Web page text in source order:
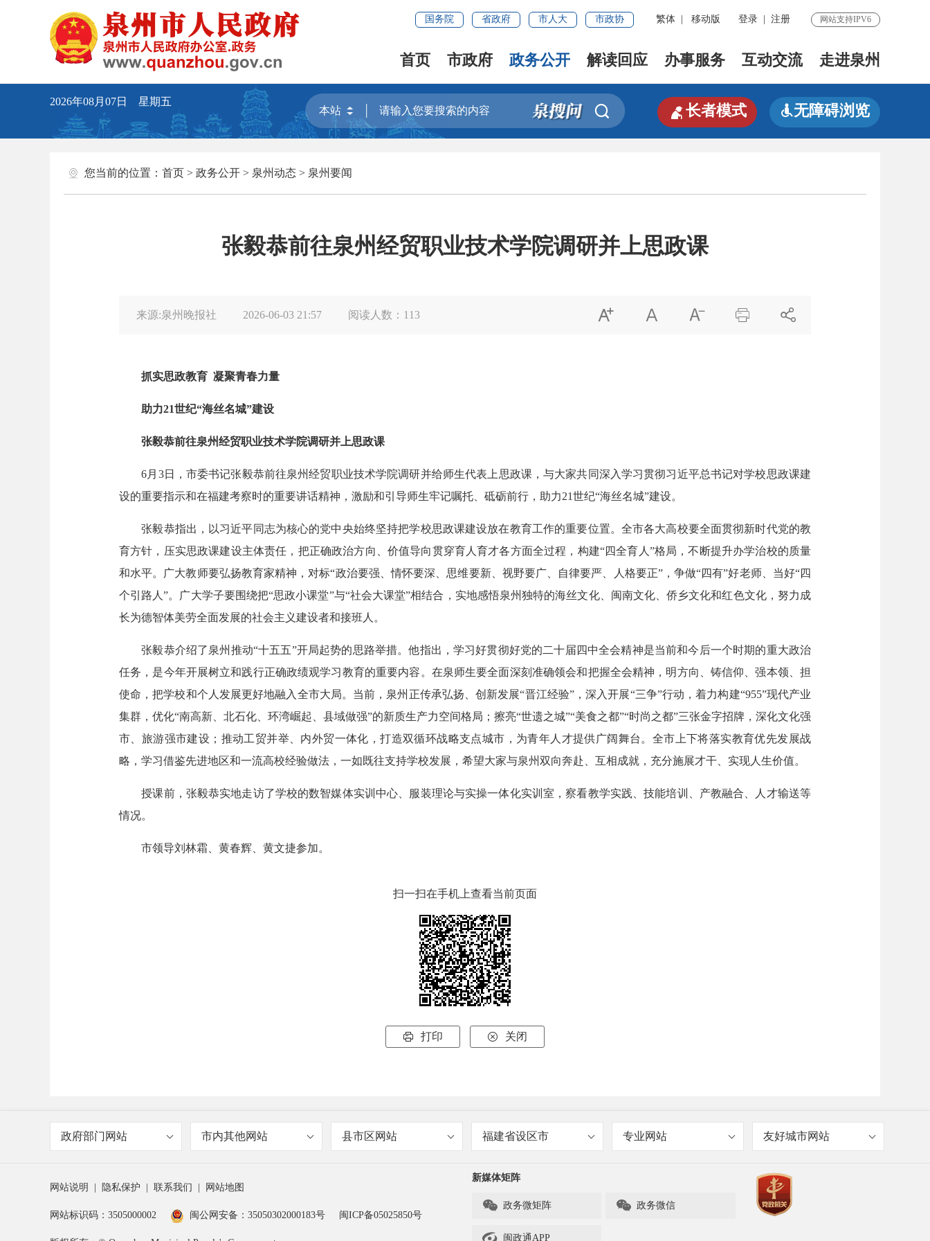
国务院 省政府 市人大 市政协 繁体 移动版 登录 注册 网站支持IPV6
首页 市政府 政务公开 解读回应 办事服务 互动交流 走进泉州
2026年08月07日 星期五
 长者模式 无障碍浏览
您当前的位置： 首页 > 政务公开 > 泉州动态 > 泉州要闻
张毅恭前往泉州经贸职业技术学院调研并上思政课
来源:泉州晚报社 2026-06-03 21:57 阅读人数： 113     
抓实思政教育 凝聚青春力量
助力21世纪“海丝名城”建设
张毅恭前往泉州经贸职业技术学院调研并上思政课
6月3日，市委书记张毅恭前往泉州经贸职业技术学院调研并给师生代表上思政课，与大家共同深入学习贯彻习近平总书记对学校思政课建
设的重要指示和在福建考察时的重要讲话精神，激励和引导师生牢记嘱托、砥砺前行，助力21世纪“海丝名城”建设。
张毅恭指出，以习近平同志为核心的党中央始终坚持把学校思政课建设放在教育工作的重要位置。全市各大高校要全面贯彻新时代党的教
育方针，压实思政课建设主体责任，把正确政治方向、价值导向贯穿育人育才各方面全过程，构建“四全育人”格局，不断提升办学治校的质量
和水平。广大教师要弘扬教育家精神，对标“政治要强、情怀要深、思维要新、视野要广、自律要严、人格要正”，争做“四有”好老师、当好“四
个引路人”。广大学子要围绕把“思政小课堂”与“社会大课堂”相结合，实地感悟泉州独特的海丝文化、闽南文化、侨乡文化和红色文化，努力成
长为德智体美劳全面发展的社会主义建设者和接班人。
张毅恭介绍了泉州推动“十五五”开局起势的思路举措。他指出，学习好贯彻好党的二十届四中全会精神是当前和今后一个时期的重大政治
任务，是今年开展树立和践行正确政绩观学习教育的重要内容。在泉师生要全面深刻准确领会和把握全会精神，明方向、铸信仰、强本领、担
使命，把学校和个人发展更好地融入全市大局。当前，泉州正传承弘扬、创新发展“晋江经验”，深入开展“三争”行动，着力构建“955”现代产业
集群，优化“南高新、北石化、环湾崛起、县域做强”的新质生产力空间格局；擦亮“世遗之城”“美食之都”“时尚之都”三张金字招牌，深化文化强
市、旅游强市建设；推动工贸并举、内外贸一体化，打造双循环战略支点城市，为青年人才提供广阔舞台。全市上下将落实教育优先发展战
略，学习借鉴先进地区和一流高校经验做法，一如既往支持学校发展，希望大家与泉州双向奔赴、互相成就，充分施展才干、实现人生价值。
授课前，张毅恭实地走访了学校的数智媒体实训中心、服装理论与实操一体化实训室，察看教学实践、技能培训、产教融合、人才输送等
情况。
市领导刘林霜、黄春辉、黄文捷参加。
扫一扫在手机上查看当前页面
 打印  关闭
政府部门网站 市内其他网站 县市区网站 福建省设区市 专业网站 友好城市网站
网站说明 隐私保护 联系我们 网站地图
网站标识码：3505000002 闽公网安备：35050302000183号 闽ICP备05025850号
新媒体矩阵
 政务微矩阵  政务微信
闽政通APP